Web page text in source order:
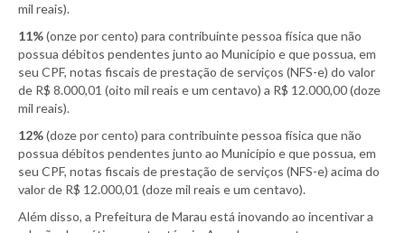
mil reais).
11%(onze por cento) para contribuinte pessoa física que não
possua débitos pendentes junto ao Município e que possua, em
seu CPF, notas fiscais de prestação de serviços (NFS-e) do valor
de R$ 8.000,01 (oito mil reais e um centavo) a R$ 12.000,00 (doze
mil reais).
12%(doze por cento) para contribuinte pessoa física que não
possua débitos pendentes junto ao Município e que possua, em
seu CPF, notas fiscais de prestação de serviços (NFS-e) acima do
valor de R$ 12.000,01 (doze mil reais e um centavo).
Além disso, a Prefeitura de Marau está inovando ao incentivar a